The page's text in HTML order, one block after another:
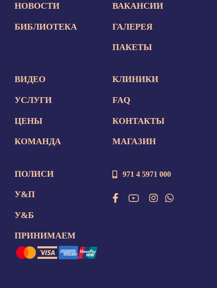
НОВОСТИ
БИБЛИОТЕКА
ВАКАНСИИ
ГАЛЕРЕЯ
ПАКЕТЫ
ВИДЕО
УСЛУГИ
ЦЕНЫ
КОМАНДА
КЛИНИКИ
FAQ
КОНТАКТЫ
МАГАЗИН
ПОЛИСИ
У&П
У&Б
ПРИНИМАЕМ
971 4 5971 000